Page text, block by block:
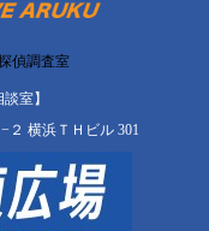
偵調査室
室】
２ 横浜ＴＨビル 301